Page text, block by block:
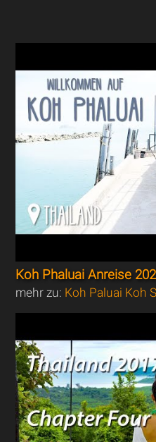
Koh Phaluai Anreise
mehr zu: Koh Paluai Koh